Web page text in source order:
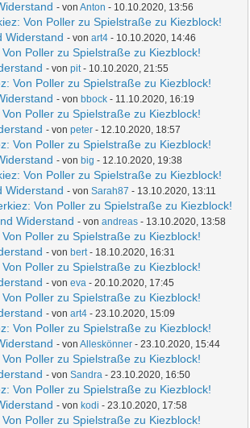
- vonAnton - 10.10.2020, 13:56
Von Poller zu Spielstraße zu Kiezblock!
Widerstand - vonart4 - 10.10.2020, 14:46
Poller zu Spielstraße zu Kiezblock!
- vonpit- 10.10.2020, 21:55
Von Poller zu Spielstraße zu Kiezblock!
- von bbock - 11.10.2020, 16:19
Poller zu Spielstraße zu Kiezblock!
- vonpeter - 12.10.2020, 18:57
Von Poller zu Spielstraße zu Kiezblock!
- von big - 12.10.2020, 19:38
Von Poller zu Spielstraße zu Kiezblock!
Widerstand - vonSarah87 - 13.10.2020, 13:11
Von Poller zu Spielstraße zu Kiezblock!
Widerstand - vonandreas - 13.10.2020, 13:58
Poller zu Spielstraße zu Kiezblock!
- von bert- 18.10.2020, 16:31
Poller zu Spielstraße zu Kiezblock!
- voneva - 20.10.2020, 17:45
Poller zu Spielstraße zu Kiezblock!
- vonart4 - 23.10.2020, 15:09
Von Poller zu Spielstraße zu Kiezblock!
- vonAlleskönner - 23.10.2020, 15:44
Poller zu Spielstraße zu Kiezblock!
- vonSandra - 23.10.2020, 16:50
Von Poller zu Spielstraße zu Kiezblock!
- von kodi - 23.10.2020, 17:58
Poller zu Spielstraße zu Kiezblock!